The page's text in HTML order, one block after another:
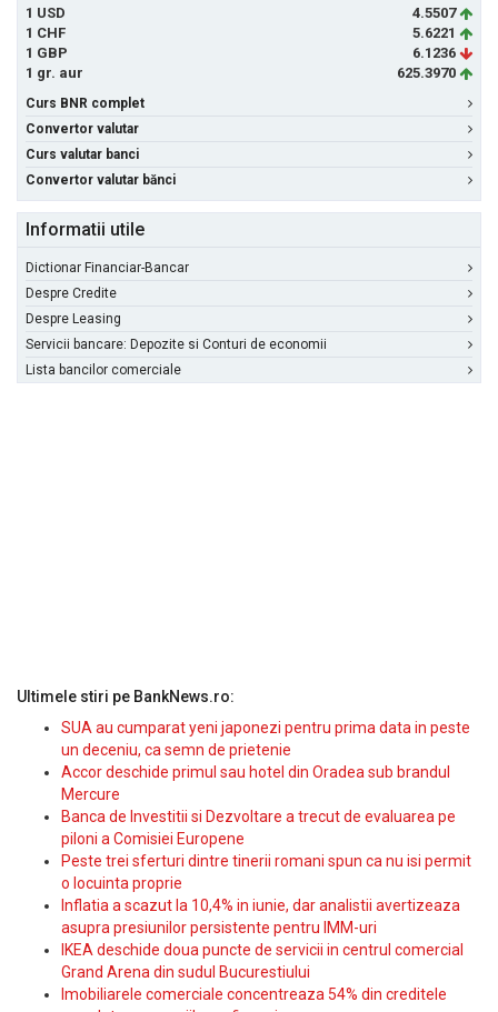
1 USD
4.5507
1 CHF
5.6221
1 GBP
6.1236
1 gr. aur
625.3970
Curs BNR complet
Convertor valutar
Curs valutar banci
Convertor valutar bănci
Informatii utile
Dictionar Financiar-Bancar
Despre Credite
Despre Leasing
Servicii bancare: Depozite si Conturi de economii
Lista bancilor comerciale
Ultimele stiri pe BankNews.ro:
SUA au cumparat yeni japonezi pentru prima data in peste
un deceniu, ca semn de prietenie
Accor deschide primul sau hotel din Oradea sub brandul
Mercure
Banca de Investitii si Dezvoltare a trecut de evaluarea pe
piloni a Comisiei Europene
Peste trei sferturi dintre tinerii romani spun ca nu isi permit
o locuinta proprie
Inflatia a scazut la 10,4% in iunie, dar analistii avertizeaza
asupra presiunilor persistente pentru IMM-uri
IKEA deschide doua puncte de servicii in centrul comercial
Grand Arena din sudul Bucurestiului
Imobiliarele comerciale concentreaza 54% din creditele